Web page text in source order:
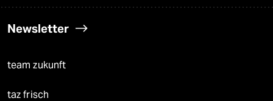
Newsletter
team zukunft
taz frisch